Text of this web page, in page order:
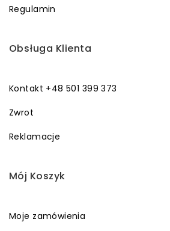
Regulamin
Obsługa Klienta
Kontakt +48 501 399 373
Zwrot
Reklamacje
Mój Koszyk
Moje zamówienia